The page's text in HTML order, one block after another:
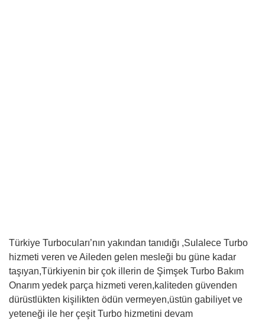
Türkiye Turbocuları’nın yakından tanıdığı ,Sulalece Turbo
hizmeti veren ve Aileden gelen mesleği bu güne kadar
taşıyan,Türkiyenin bir çok illerin de Şimşek Turbo Bakım
Onarım yedek parça hizmeti veren,kaliteden güvenden
dürüstlükten kişilikten ödün vermeyen,üstün gabiliyet ve
yeteneği ile her çeşit Turbo hizmetini devam